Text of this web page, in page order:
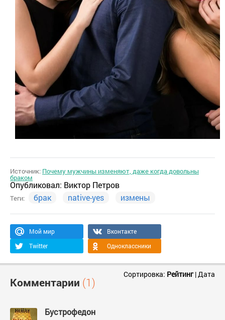
Источник: Почему мужчины изменяют, даже когда довольны
браком
Опубликовал: Виктор Петров
Теги: брак native-yes измены
Мой мир
Вконтакте
Twitter
Одноклассники
Комментарии (1)
Сортировка: Рейтинг| Дата
Бустрофедон